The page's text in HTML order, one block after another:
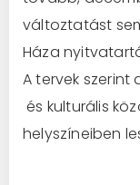
változtatást
Háza
A tervek
és kulturális
helyszíneiben